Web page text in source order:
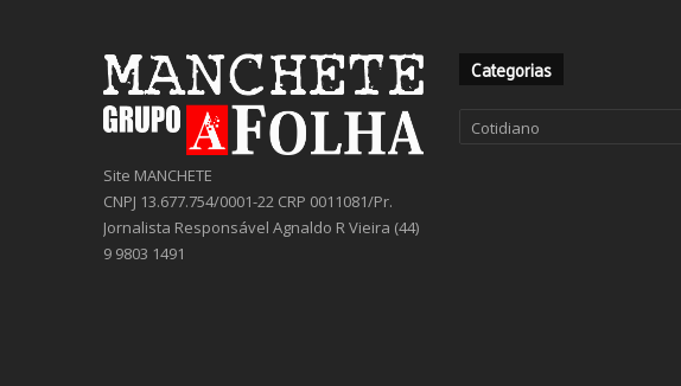
Site MANCHETE
CNPJ 13.677.754/0001-22 CRP 0011081/Pr.
Jornalista Responsável Agnaldo R Vieira (44)
9 9803 1491
Categorias
Categorias